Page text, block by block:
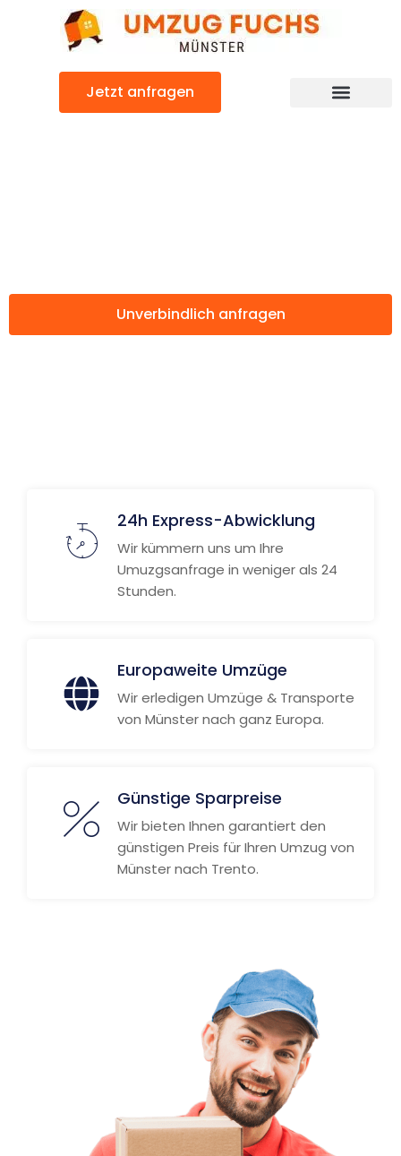
Jetzt anfragen
Unverbindlich anfragen
24h Express-Abwicklung
Wir kümmern uns um Ihre
Umuzgsanfrage in weniger als 24
Stunden.
Europaweite Umzüge
Wir erledigen Umzüge & Transporte
von Münster nach ganz Europa.
Günstige Sparpreise
Wir bieten Ihnen garantiert den
günstigen Preis für Ihren Umzug von
Münster nach Trento.